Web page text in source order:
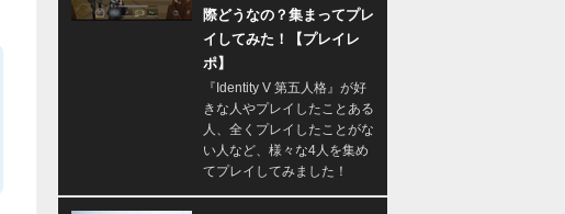
際どうなの？集まってプレ
イしてみた！【プレイレ
ポ】
『Identity V 第五人格』が好
きな人やプレイしたことある
人、全くプレイしたことがな
い人など、様々な4人を集め
てプレイしてみました！